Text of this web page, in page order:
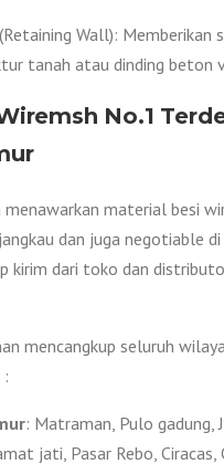
Wall): Memberikan
tanah atau dinding beton
No.1
menawarkan material besi
dan juga negotiable di
kirim dari toko dan
mencangkup seluruh
: Matraman, Pulo gadung,
jati, Pasar Rebo, Ciracas,